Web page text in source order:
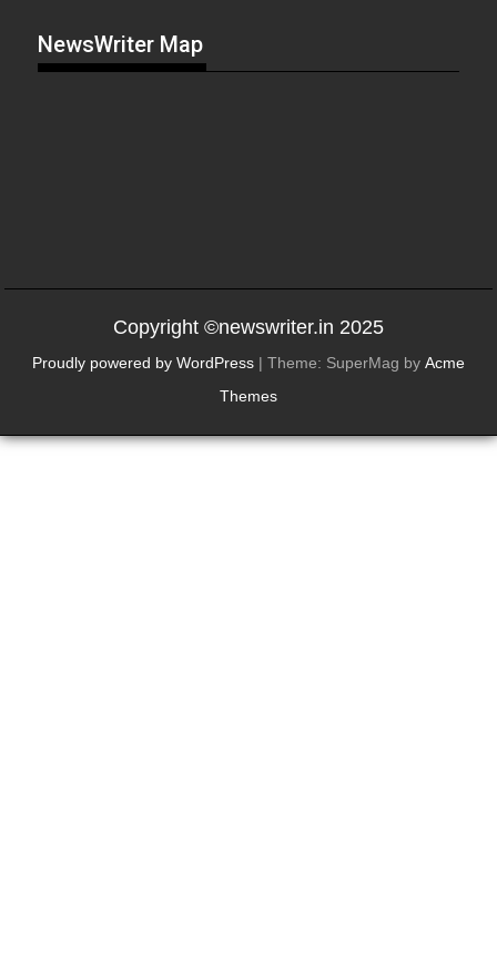
NewsWriter Map
Copyright ©newswriter.in 2025
Proudly powered by WordPress | Theme: SuperMag by Acme
Themes